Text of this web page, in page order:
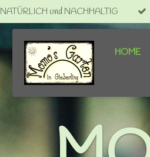
NATÜRLICH und NACHHALTIG
HOME